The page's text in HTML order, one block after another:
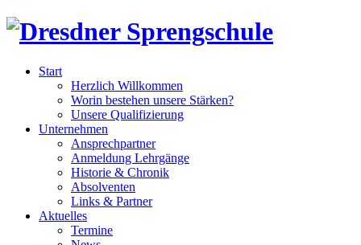
Start
Herzlich Willkommen
Worin bestehen unsere Stärken?
Unsere Qualifizierung
Unternehmen
Ansprechpartner
Anmeldung Lehrgänge
Historie & Chronik
Absolventen
Links & Partner
Aktuelles
Termine